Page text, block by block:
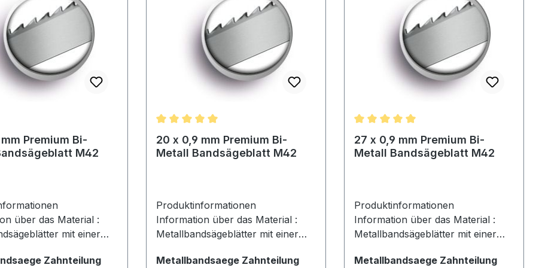
und Widerstandsfähigkeit
Betriebskosten •
Resistenz gegen
für längere
Lebensdauer
Elastizität und Widerstandsfähigkeit
• Reduzierte Betriebskosten •
maximale Resistenz gegen
Materialermüdung für längere
Lebensdauer
Elastizität und Widerstandsfähigkeit
• Reduzierte Betriebskosten •
maximale Resistenz gegen
Materialermüdung für längere
Lebensdauer
Premium Bi-
M42
über das Material :
mit einer
in der Industrie. Nicht
Zahnteilungauswählen
Durchschnittliche Bewertung von 5 von 5 Sternen
20 x 0,9 mm Premium Bi-
Metall Bandsägeblatt M42
Produktinformationen
Information über das Material :
Metallbandsägeblätter mit einer
den Einsatz in der Industrie. Nicht
Metallbandsaege Zahnteilungauswählen
Durchschnittliche Bewertung von 5
27 x 0,9 mm Premium Bi-
Metall Bandsägeblatt M42
Produktinformationen
Information über das Material :
Metallbandsägeblätter mit einer
den Einsatz in der Industrie. Nicht
Metallbandsaege Zahnteilung